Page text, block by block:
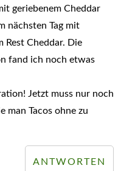
geriebenem Cheddar
nächsten Tag mit
Rest Cheddar. Die
fand ich noch etwas
Jetzt muss nur noch
man Tacos ohne zu
ANTWORTEN